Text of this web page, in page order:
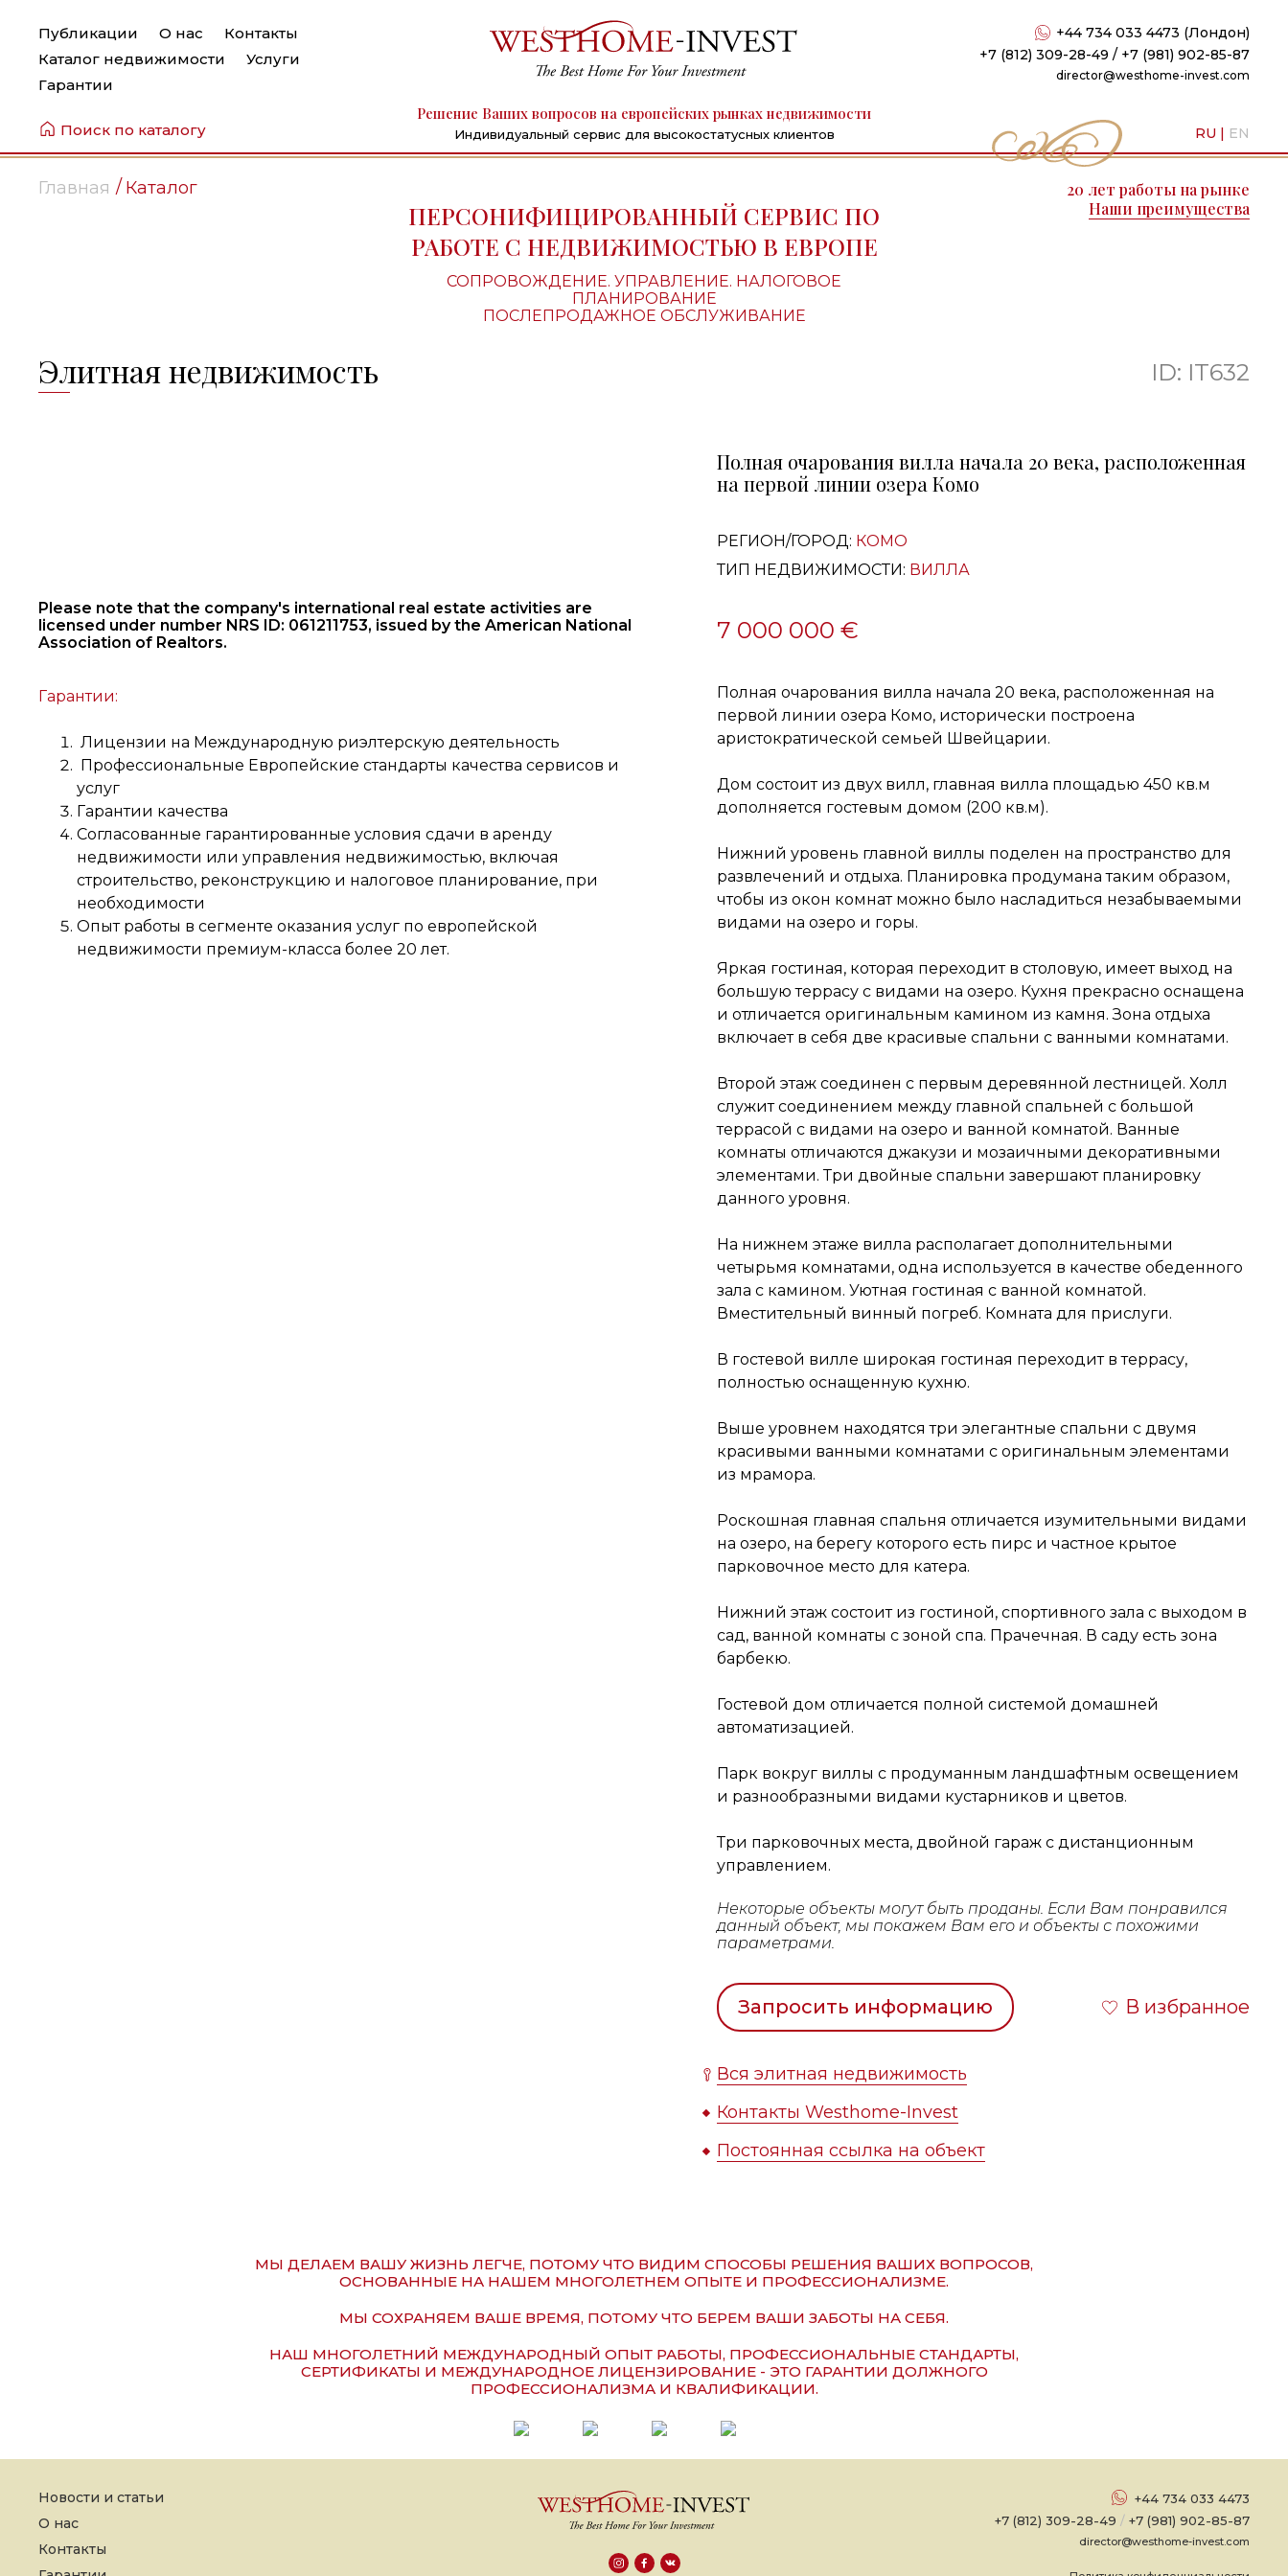
Публикации О нас
Контакты
Каталог недвижимости
Услуги
Гарантии
Поиск по каталогу
Решение Ваших вопросов на европейских рынках недвижимости
Индивидуальный сервис для высокостатусных клиентов
+44 734 033 4473 (Лондон)
+7 (812) 309-28-49 / +7 (981) 902-85-87
director@westhome-invest.com
RU | EN
Главная Каталог
ПЕРСОНИФИЦИРОВАННЫЙ СЕРВИС ПО
РАБОТЕ С НЕДВИЖИМОСТЬЮ В ЕВРОПЕ
СОПРОВОЖДЕНИЕ. УПРАВЛЕНИЕ. НАЛОГОВОЕ
ПЛАНИРОВАНИЕ
ПОСЛЕПРОДАЖНОЕ ОБСЛУЖИВАНИЕ
20 лет работы на рынке
Наши преимущества
Элитная недвижимость ID: IT632
Please note that the company's international real estate activities are
licensed under number NRS ID: 061211753, issued by the American National
Association of Realtors.
Гарантии:
Лицензии на Международную риэлтерскую деятельность
Профессиональные Европейские стандарты качества сервисов и
услуг
Гарантии качества
Согласованные гарантированные условия сдачи в аренду
недвижимости или управления недвижимостью, включая
строительство, реконструкцию и налоговое планирование, при
необходимости
Опыт работы в сегменте оказания услуг по европейской
недвижимости премиум-класса более 20 лет.
Полная очарования вилла начала 20 века, расположенная
на первой линии озера Комо
РЕГИОН/ГОРОД: КОМО
ТИП НЕДВИЖИМОСТИ: ВИЛЛА
7 000 000 €
Полная очарования вилла начала 20 века, расположенная на
первой линии озера Комо, исторически построена
аристократической семьей Швейцарии.
Дом состоит из двух вилл, главная вилла площадью 450 кв.м
дополняется гостевым домом (200 кв.м).
Нижний уровень главной виллы поделен на пространство для
развлечений и отдыха. Планировка продумана таким образом,
чтобы из окон комнат можно было насладиться незабываемыми
видами на озеро и горы.
Яркая гостиная, которая переходит в столовую, имеет выход на
большую террасу с видами на озеро. Кухня прекрасно оснащена
и отличается оригинальным камином из камня. Зона отдыха
включает в себя две красивые спальни с ванными комнатами.
Второй этаж соединен с первым деревянной лестницей. Холл
служит соединением между главной спальней с большой
террасой с видами на озеро и ванной комнатой. Ванные
комнаты отличаются джакузи и мозаичными декоративными
элементами. Три двойные спальни завершают планировку
данного уровня.
На нижнем этаже вилла располагает дополнительными
четырьмя комнатами, одна используется в качестве обеденного
зала с камином. Уютная гостиная с ванной комнатой.
Вместительный винный погреб. Комната для прислуги.
В гостевой вилле широкая гостиная переходит в террасу,
полностью оснащенную кухню.
Выше уровнем находятся три элегантные спальни с двумя
красивыми ванными комнатами с оригинальным элементами
из мрамора.
Роскошная главная спальня отличается изумительными видами
на озеро, на берегу которого есть пирс и частное крытое
парковочное место для катера.
Нижний этаж состоит из гостиной, спортивного зала с выходом в
сад, ванной комнаты с зоной спа. Прачечная. В саду есть зона
барбекю.
Гостевой дом отличается полной системой домашней
автоматизацией.
Парк вокруг виллы с продуманным ландшафтным освещением
и разнообразными видами кустарников и цветов.
Три парковочных места, двойной гараж с дистанционным
управлением.
Некоторые объекты могут быть проданы. Если Вам понравился
данный объект, мы покажем Вам его и объекты с похожими
параметрами.
Запросить информацию В избранное
Вся элитная недвижимость
Контакты Westhome-Invest
Постоянная ссылка на объект
МЫ ДЕЛАЕМ ВАШУ ЖИЗНЬ ЛЕГЧЕ, ПОТОМУ ЧТО ВИДИМ СПОСОБЫ РЕШЕНИЯ ВАШИХ ВОПРОСОВ,
ОСНОВАННЫЕ НА НАШЕМ МНОГОЛЕТНЕМ ОПЫТЕ И ПРОФЕССИОНАЛИЗМЕ.
МЫ СОХРАНЯЕМ ВАШЕ ВРЕМЯ, ПОТОМУ ЧТО БЕРЕМ ВАШИ ЗАБОТЫ НА СЕБЯ.
НАШ МНОГОЛЕТНИЙ МЕЖДУНАРОДНЫЙ ОПЫТ РАБОТЫ, ПРОФЕССИОНАЛЬНЫЕ СТАНДАРТЫ,
СЕРТИФИКАТЫ И МЕЖДУНАРОДНОЕ ЛИЦЕНЗИРОВАНИЕ - ЭТО ГАРАНТИИ ДОЛЖНОГО
ПРОФЕССИОНАЛИЗМА И КВАЛИФИКАЦИИ.
Новости и статьи
О нас
Контакты
+44 734 033 4473
+7 (812) 309-28-49 / +7 (981) 902-85-87
director@westhome-invest.com